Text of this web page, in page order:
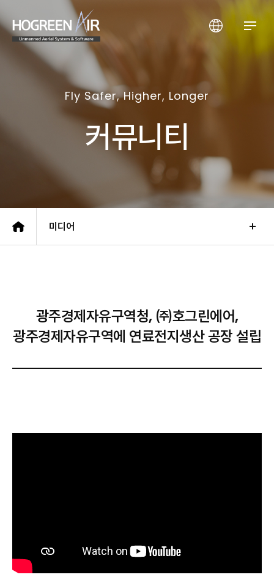
Fly Safer, Higher, Longer
커뮤니티
미디어
광주경제자유구역청, ㈜호그린에어,
광주경제자유구역에 연료전지생산 공장 설립